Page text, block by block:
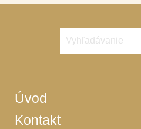
Úvod
Kontakt